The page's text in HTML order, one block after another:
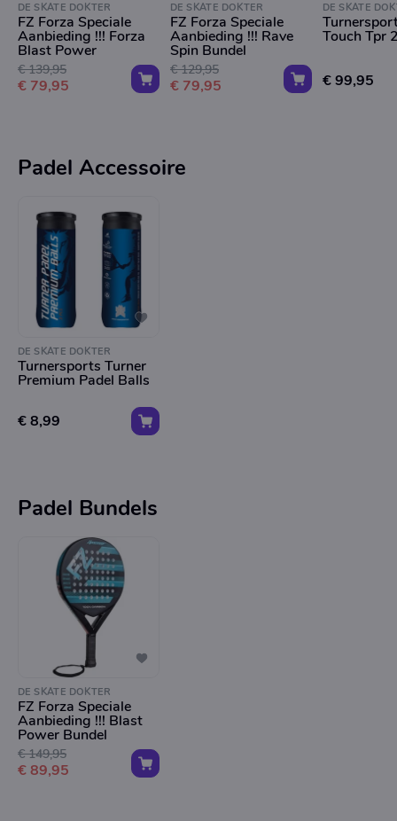
DE SKATE DOKTER
FZ Forza Speciale
Aanbieding !!! Forza
Blast Power
€ 139,95
€ 79,95
DE SKATE DOKTER
FZ Forza Speciale
Aanbieding !!! Rave
Spin Bundel
€ 129,95
€ 79,95
DE SKATE
Touch Tpr
€ 99,95
Padel Accessoire
DE SKATE DOKTER
Turnersports Turner
Premium Padel Balls
€ 8,99
Padel Bundels
DE SKATE DOKTER
FZ Forza Speciale
Aanbieding !!! Blast
Power Bundel
€ 149,95
€ 89,95